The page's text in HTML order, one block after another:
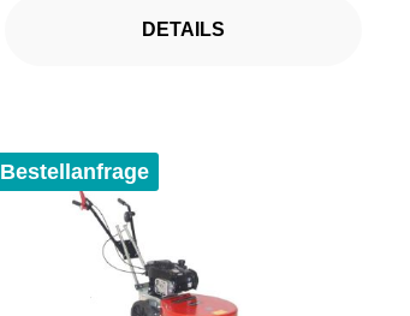
DETAILS
Bestellanfrage